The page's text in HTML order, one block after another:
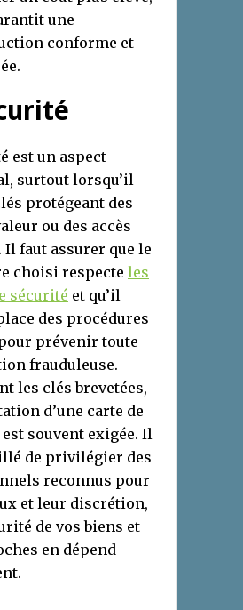
une
conforme et
est un aspect
surtout lorsqu’il
protégeant des
ou des accès
Il faut assurer que le
choisi respecte les
sécurité et qu’il
des procédures
prévenir toute
frauduleuse.
les clés brevetées,
d’une carte de
souvent exigée. Il
de privilégier des
reconnus pour
et leur discrétion,
de vos biens et
en dépend